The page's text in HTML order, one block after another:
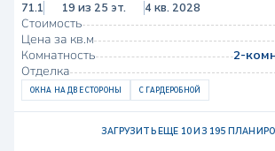
71.1
19 из 25 эт. 4 кв. 2028
Стоимость
Цена за кв.м
Комнатность
2-
Отделка
ОКНА НА ДВЕ СТОРОНЫ С ГАРДЕРОБНОЙ
ЗАГРУЗИТЬ ЕЩЕ 10 ИЗ 195